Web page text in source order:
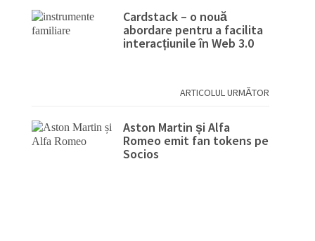
Cardstack – o nouă
abordare pentru a facilita
interacțiunile în Web 3.0
ARTICOLUL URMĂTOR
Aston Martin și Alfa
Romeo emit fan tokens pe
Socios